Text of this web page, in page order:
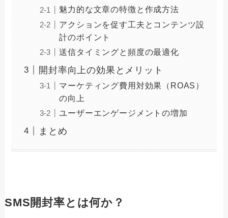
魅力的な文章の特徴と作成方法
アクションを促す工夫とコンテンツ設
計のポイント
送信タイミングと頻度の最適化
開封率向上の効果とメリット
マーケティング費用対効果（ROAS）
の向上
ユーザーエンゲージメントの増加
まとめ
SMS開封率とは何か？